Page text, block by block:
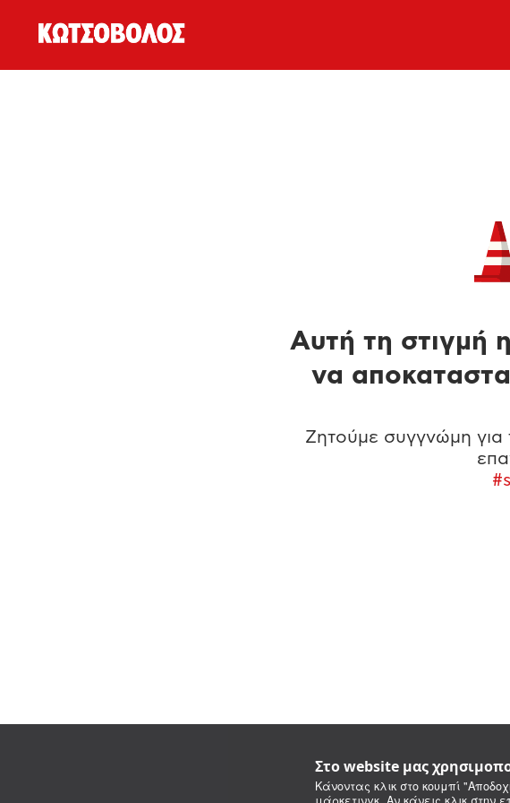
Στο website μας
Κάνοντας κλικ στο κουμπί
Αυτή τη στιγμή
να
Ζητούμε συγγνώμη για